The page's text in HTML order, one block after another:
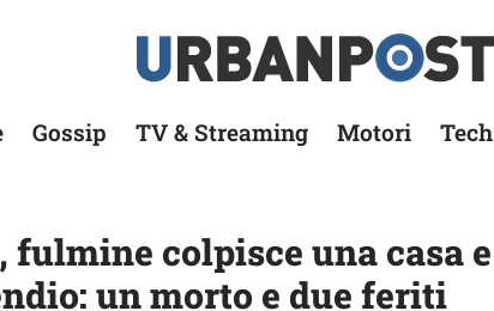
Gossip TV & Streaming Motori Tech
colpisce una casa e
un morto e due feriti